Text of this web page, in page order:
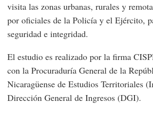
visita las zonas urbanas, rurales y
por oficiales de la Policía y el Ejército,
seguridad e integridad.
El estudio es realizado por la firma
con la Procuraduría General de la
Nicaragüense de Estudios Territoriales
Dirección General de Ingresos (DGI).